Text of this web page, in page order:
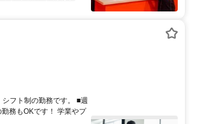
フト制の勤務です。 ■週
務もOKです！ 学業やプ